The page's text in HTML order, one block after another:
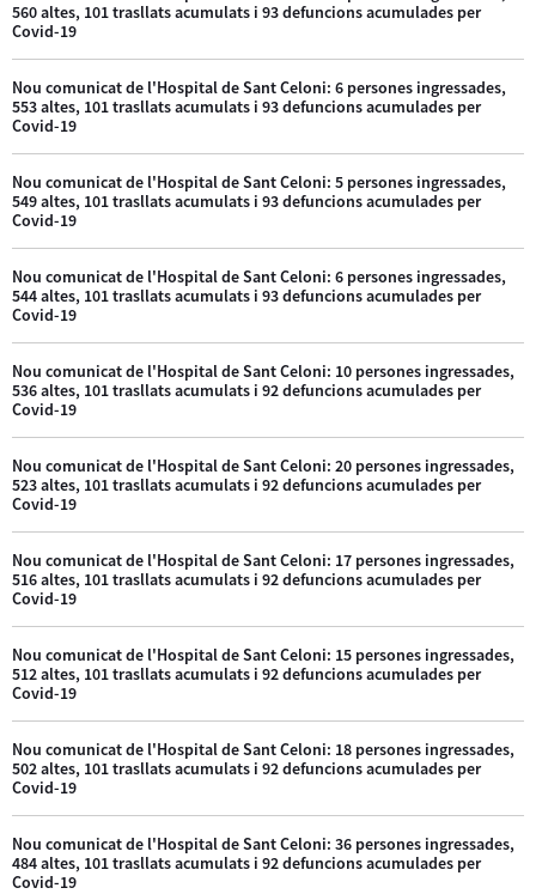
560 altes, 101 trasllats acumulats i 93 defuncions acumulades per
Covid-19
Nou comunicat de l'Hospital de Sant Celoni: 6 persones ingressades,
553 altes, 101 trasllats acumulats i 93 defuncions acumulades per
Covid-19
Nou comunicat de l'Hospital de Sant Celoni: 5 persones ingressades,
549 altes, 101 trasllats acumulats i 93 defuncions acumulades per
Covid-19
Nou comunicat de l'Hospital de Sant Celoni: 6 persones ingressades,
544 altes, 101 trasllats acumulats i 93 defuncions acumulades per
Covid-19
Nou comunicat de l'Hospital de Sant Celoni: 10 persones ingressades,
536 altes, 101 trasllats acumulats i 92 defuncions acumulades per
Covid-19
Nou comunicat de l'Hospital de Sant Celoni: 20 persones ingressades,
523 altes, 101 trasllats acumulats i 92 defuncions acumulades per
Covid-19
Nou comunicat de l'Hospital de Sant Celoni: 17 persones ingressades,
516 altes, 101 trasllats acumulats i 92 defuncions acumulades per
Covid-19
Nou comunicat de l'Hospital de Sant Celoni: 15 persones ingressades,
512 altes, 101 trasllats acumulats i 92 defuncions acumulades per
Covid-19
Nou comunicat de l'Hospital de Sant Celoni: 18 persones ingressades,
502 altes, 101 trasllats acumulats i 92 defuncions acumulades per
Covid-19
Nou comunicat de l'Hospital de Sant Celoni: 36 persones ingressades,
484 altes, 101 trasllats acumulats i 92 defuncions acumulades per
Covid-19